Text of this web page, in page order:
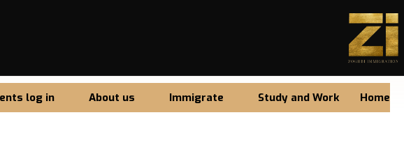
Home
Study and Work
Immigrate
About us
log in